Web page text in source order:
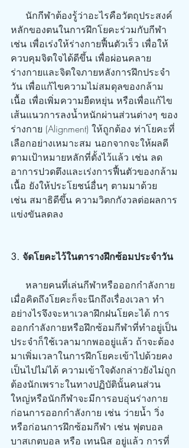
หลักของตนในการฝึกโยคะร่วมกับกีฬา
เช่น เพื่อเร่งให้ร่างกายฟื้นตัวเร็ว เพื่อให้
ควบคุมจิตใจได้ดีขึ้น เพื่อผ่อนคลาย
ร่างกายและจิตใจภายหลังการฝึกประจำ
วัน เพื่อแก้ไขความไม่สมดุลของกล้าม
เนื้อ เพื่อเพิ่มความยืดหยุ่น หรือเพื่อแก้ไข
เส้นแนวการลงน้ำหนักผ่านส่วนต่างๆ ของ
ร่างกาย (Alignment) ให้ถูกต้อง ท่าโยคะที่
เลือกอย่างเหมาะสม นอกจากจะให้ผลดี
ตามเป้าหมายหลักที่ตั้งไว้แล้ว เช่น ลด
อาการปวดตึงและเร่งการฟื้นตัวของกล้าม
เนื้อ ยังให้ประโยชน์อื่นๆ ตามมาด้วย
เช่น สมาธิดีขึ้น ความวิตกกังวลต่อผลการ
แข่งขันลดลง
3. จัดโยคะไว้ในตารางฝึกซ้อมประจำวัน
เมื่อคิดถึงโยคะก็จะนึกถึงเรื่องเวลา ทำ
อย่างไรจึงจะหาเวลาฝึกฝนโยคะได้ การ
ออกกำลังกายหรือฝึกซ้อมกีฬาที่ทำอยู่เป็น
ประจำก็ใช้เวลามากพออยู่แล้ว ถ้าจะต้อง
มาเพิ่มเวลาในการฝึกโยคะเข้าไปด้วยคง
เป็นไปไม่ได้ ความเข้าใจดังกล่าวยังไม่ถูก
ต้องนักเพราะในทางปฏิบัตินั้นคนส่วน
ใหญ่หรือนักกีฬาจะมีการอบอุ่นร่างกาย
ก่อนการออกกำลังกาย เช่น ว่ายน้ำ วิ่ง
หรือก่อนการฝึกซ้อมกีฬา เช่น ฟุตบอล
บาสเกตบอล หรือ เทนนิส อยู่แล้ว การที่